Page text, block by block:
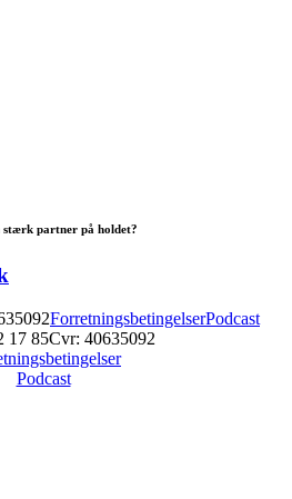
partner på holdet?
ForretningsbetingelserPodcast
17 85Cvr: 40635092
Podcast